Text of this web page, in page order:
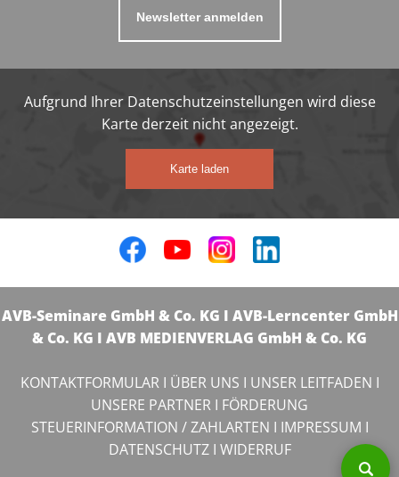
Newsletter anmelden
Aufgrund Ihrer Datenschutzeinstellungen wird diese
Karte derzeit nicht angezeigt.
Karte laden
AVB-Seminare GmbH & Co. KG I AVB-Lerncenter GmbH
& Co. KG I AVB MEDIENVERLAG GmbH & Co. KG
KONTAKTFORMULARI ÜBER UNS I UNSER LEITFADEN I
UNSERE PARTNER I FÖRDERUNG
STEUERINFORMATION / ZAHLARTEN I IMPRESSUM I
DATENSCHUTZI WIDERRUF